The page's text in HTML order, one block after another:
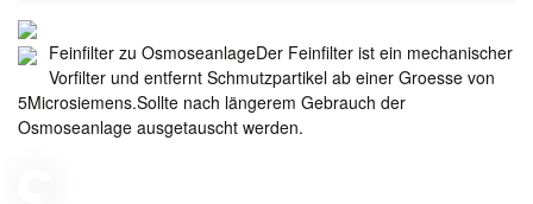
Feinfilter zu OsmoseanlageDer Feinfilter ist ein mechanischer
Vorfilter und entfernt Schmutzpartikel ab einer Groesse von
5Microsiemens.Sollte nach längerem Gebrauch der
Osmoseanlage ausgetauscht werden.